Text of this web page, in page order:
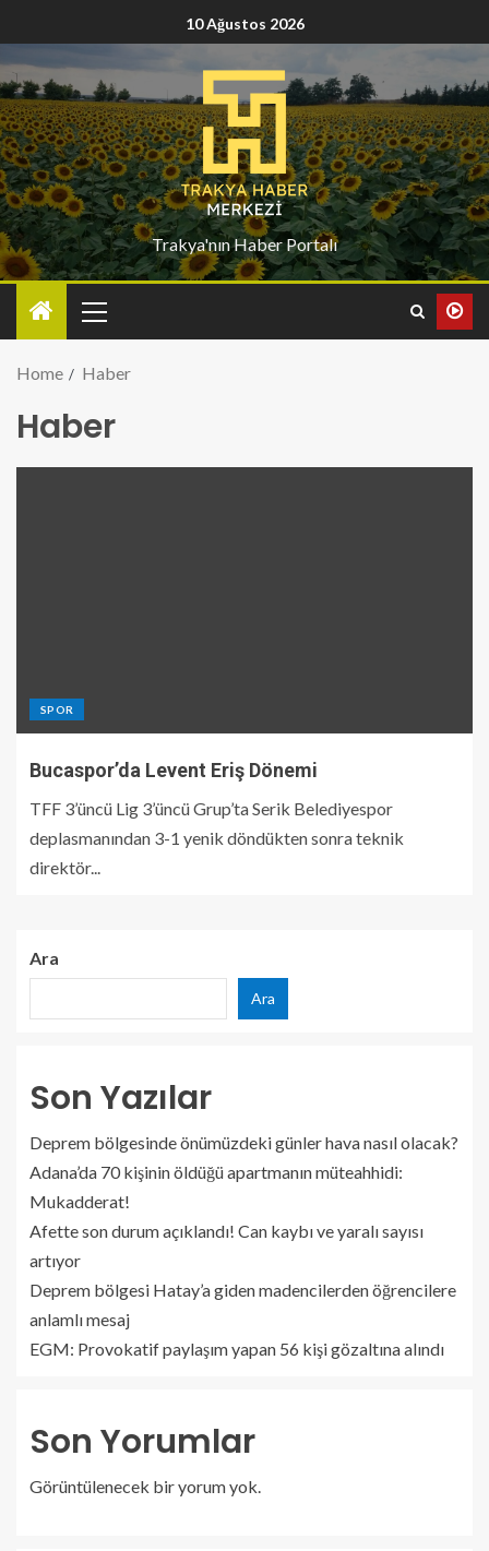
10 Ağustos 2026
Trakya'nın Haber Portalı
Home Haber
Haber
SPOR
Bucaspor’da Levent Eriş Dönemi
TFF 3’üncü Lig 3’üncü Grup’ta Serik Belediyespor
deplasmanından 3-1 yenik döndükten sonra teknik
direktör...
Ara
Ara
Son Yazılar
Deprem bölgesinde önümüzdeki günler hava nasıl olacak?
Adana’da 70 kişinin öldüğü apartmanın müteahhidi:
Mukadderat!
Afette son durum açıklandı! Can kaybı ve yaralı sayısı
artıyor
Deprem bölgesi Hatay’a giden madencilerden öğrencilere
anlamlı mesaj
EGM: Provokatif paylaşım yapan 56 kişi gözaltına alındı
Son Yorumlar
Görüntülenecek bir yorum yok.